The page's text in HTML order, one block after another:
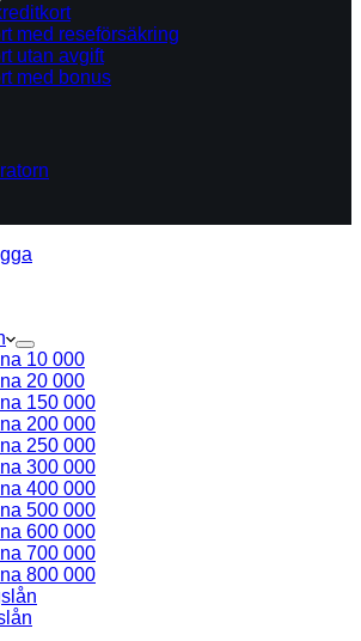
med reseförsäkring
utan avgift
med bonus
10 000
20 000
150 000
200 000
250 000
300 000
400 000
500 000
600 000
700 000
800 000